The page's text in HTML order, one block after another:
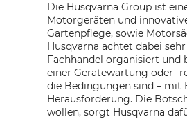
Die Husqvarna Group ist
Motorgeräten und
Gartenpflege, sowie
Husqvarna achtet dabei
Fachhandel organisiert
einer Gerätewartung oder -
die Bedingungen sind – mit
Herausforderung. Die
wollen, sorgt Husqvarna